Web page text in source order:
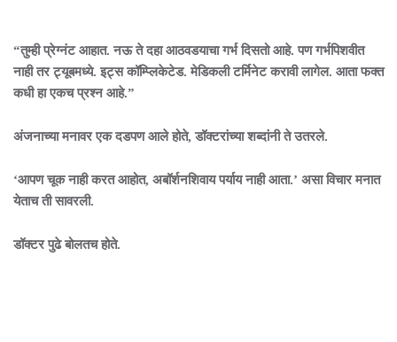
“तुम्ही प्रेग्नंट आहात. नऊ ते दहा आठवडयाचा गर्भ दिसतो आहे. पण गर्भपिशवीत
नाही तर ट्यूबमध्ये. इट्स कॉम्प्लिकेटेड. मेडिकली टर्मिनेट करावी लागेल. आता फक्त
कधी हा एकच प्रश्न आहे.”
अंजनाच्या मनावर एक दडपण आले होते, डॉक्टरांच्या शब्दांनी ते उतरले.
‘आपण चूक नाही करत आहोत, अबॉर्शनशिवाय पर्याय नाही आता.’ असा विचार मनात
येताच ती सावरली.
डॉक्टर पुढे बोलतच होते.